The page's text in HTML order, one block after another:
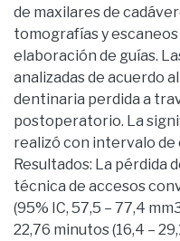
de maxilares de
tomografías y
elaboración de guías.
analizadas de acuerdo
dentinaria perdida a
postoperatorio. La
realizó con intervalo de
Resultados: La pérdida
técnica de accesos
(95% IC, 57,5 – 77,4
22,76 minutos (16,4 –